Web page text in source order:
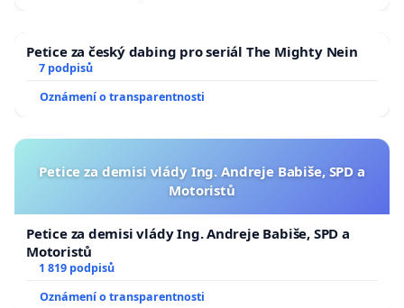
Petice za český dabing pro seriál The Mighty Nein
7 podpisů
Oznámení o transparentnosti
Petice za demisi vlády Ing. Andreje Babiše, SPD a
Motoristů
Petice za demisi vlády Ing. Andreje Babiše, SPD a
Motoristů
1 819 podpisů
Oznámení o transparentnosti